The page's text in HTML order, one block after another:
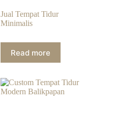
Jual Tempat Tidur
Minimalis
Read more